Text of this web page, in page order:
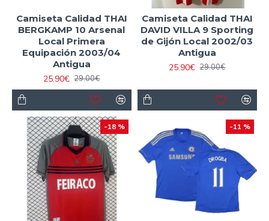
Camiseta Calidad THAI
BERGKAMP 10 Arsenal
Local Primera
Equipación 2003/04
Antigua
25.90€ 29.00€
Camiseta Calidad THAI
DAVID VILLA 9 Sporting
de Gijón Local 2002/03
Antigua
25.90€ 29.00€
-18 % -11 %